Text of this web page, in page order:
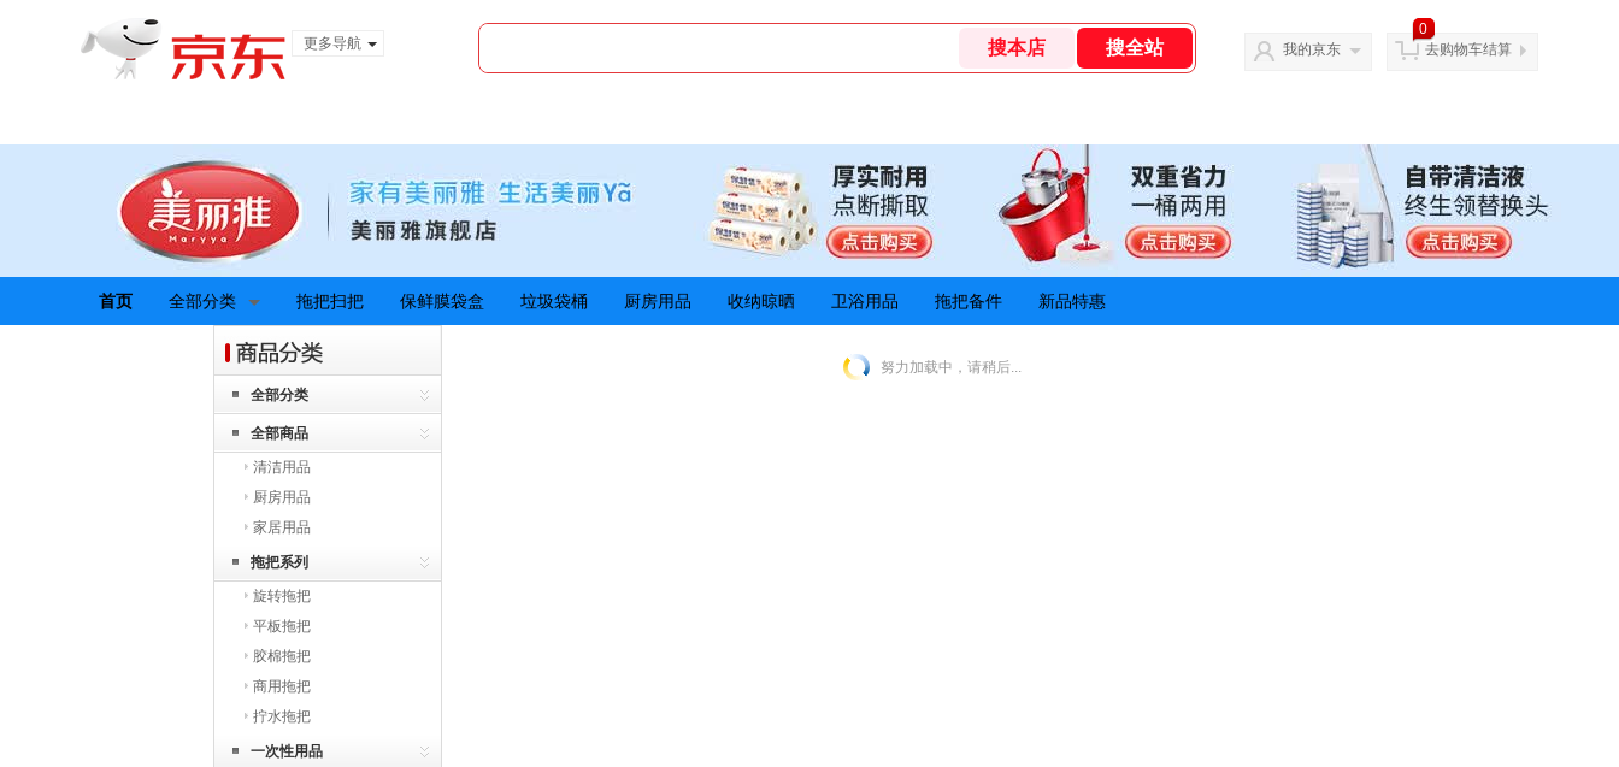
更多导航
我的京东
0
去购物车结算
首页 全部分类 拖把扫把 保鲜膜袋盒 垃圾袋桶 厨房用品 收纳晾晒 卫浴用品 拖把备件 新品特惠
全部分类
全部商品
清洁用品
厨房用品
家居用品
拖把系列
旋转拖把
平板拖把
胶棉拖把
商用拖把
拧水拖把
一次性用品
努力加载中，请稍后...